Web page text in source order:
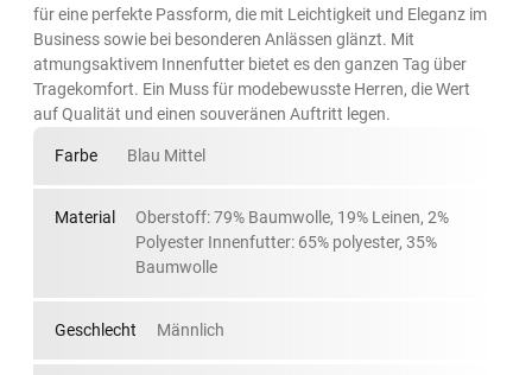
für eine perfekte Passform, die mit Leichtigkeit und Eleganz im
Business sowie bei besonderen Anlässen glänzt. Mit
atmungsaktivem Innenfutter bietet es den ganzen Tag über
Tragekomfort. Ein Muss für modebewusste Herren, die Wert
auf Qualität und einen souveränen Auftritt legen.
Farbe Blau Mittel
Material
Oberstoff: 79% Baumwolle, 19% Leinen, 2%
Polyester Innenfutter: 65% polyester, 35%
Baumwolle
Geschlecht Männlich